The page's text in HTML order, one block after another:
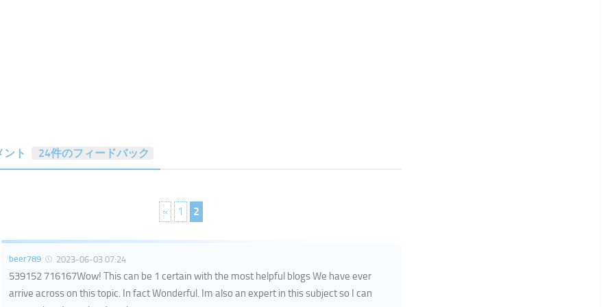
ント 24件のフィードバック
« 1 2
beer789 2023-06-03 07:24
539152 716167Wow! This can be 1 certain with the most helpful blogs We have ever
arrive across on this topic. In fact Wonderful. Im also an expert in this subject so I can